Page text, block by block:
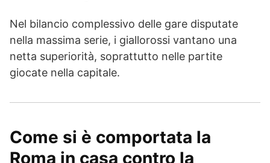
Nel bilancio complessivo delle gare disputate
nella massima serie, i giallorossi vantano una
netta superiorità, soprattutto nelle partite
giocate nella capitale.
Come si è comportata la
Roma in casa contro la